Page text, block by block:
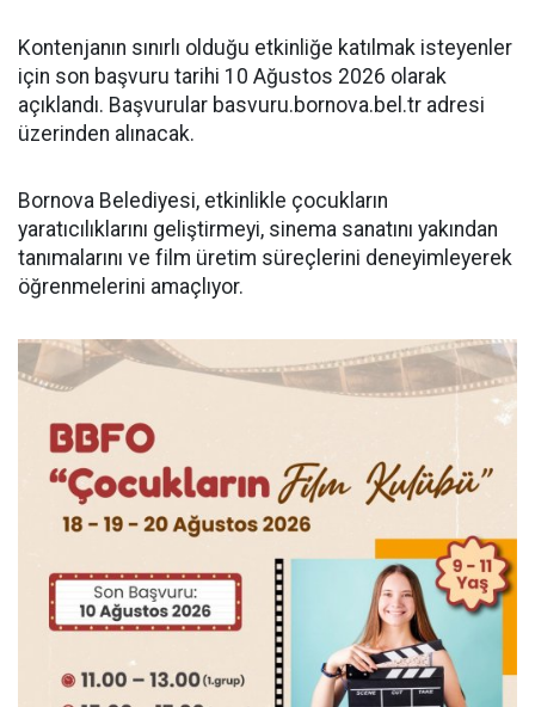
Kontenjanın sınırlı olduğu etkinliğe katılmak isteyenler
için son başvuru tarihi 10 Ağustos 2026 olarak
açıklandı. Başvurular basvuru.bornova.bel.tr adresi
üzerinden alınacak.
Bornova Belediyesi, etkinlikle çocukların
yaratıcılıklarını geliştirmeyi, sinema sanatını yakından
tanımalarını ve film üretim süreçlerini deneyimleyerek
öğrenmelerini amaçlıyor.